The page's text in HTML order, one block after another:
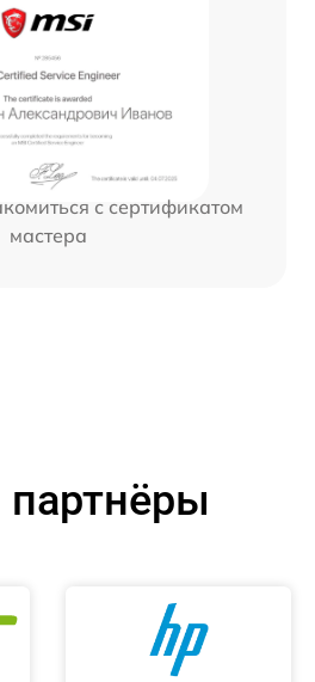
с сертификатом
мастера